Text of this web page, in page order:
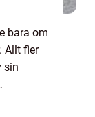
bara om
Allt fler
sin